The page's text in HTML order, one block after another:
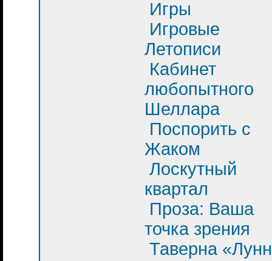
Игры
Игровые
Летописи
Кабинет
любопытного
Шеллара
Поспорить с
Жаком
Лоскутный
квартал
Проза: Ваша
точка зрения
Таверна